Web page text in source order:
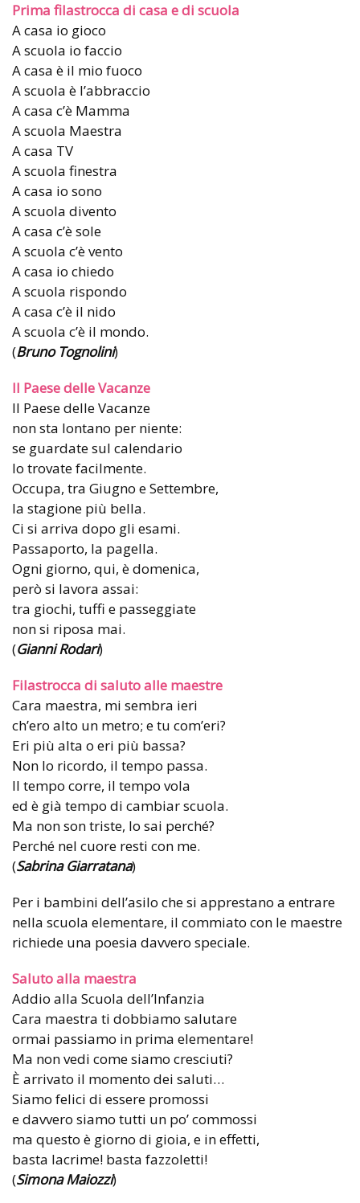
Prima filastrocca di casa e di scuola
A casa io gioco
A scuola io faccio
A casa è il mio fuoco
A scuola è l’abbraccio
A casa c’è Mamma
A scuola Maestra
A casa TV
A scuola finestra
A casa io sono
A scuola divento
A casa c’è sole
A scuola c’è vento
A casa io chiedo
A scuola rispondo
A casa c’è il nido
A scuola c’è il mondo.
(Bruno Tognolini)
Il Paese delle Vacanze
Il Paese delle Vacanze
non sta lontano per niente:
se guardate sul calendario
lo trovate facilmente.
Occupa, tra Giugno e Settembre,
la stagione più bella.
Ci si arriva dopo gli esami.
Passaporto, la pagella.
Ogni giorno, qui, è domenica,
però si lavora assai:
tra giochi, tuffi e passeggiate
non si riposa mai.
(Gianni Rodari)
Filastrocca di saluto alle maestre
Cara maestra, mi sembra ieri
ch’ero alto un metro; e tu com’eri?
Eri più alta o eri più bassa?
Non lo ricordo, il tempo passa.
Il tempo corre, il tempo vola
ed è già tempo di cambiar scuola.
Ma non son triste, lo sai perché?
Perché nel cuore resti con me.
(Sabrina Giarratana)
Per i bambini dell’asilo che si apprestano a entrare
nella scuola elementare, il commiato con le maestre
richiede una poesia davvero speciale.
Saluto alla maestra
Addio alla Scuola dell’Infanzia
Cara maestra ti dobbiamo salutare
ormai passiamo in prima elementare!
Ma non vedi come siamo cresciuti?
È arrivato il momento dei saluti…
Siamo felici di essere promossi
e davvero siamo tutti un po’ commossi
ma questo è giorno di gioia, e in effetti,
basta lacrime! basta fazzoletti!
(Simona Maiozzi)